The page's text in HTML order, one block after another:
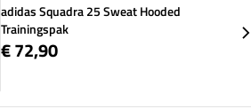
adidas Squadra 25 Sweat Hooded
Trainingspak
€ 72,90